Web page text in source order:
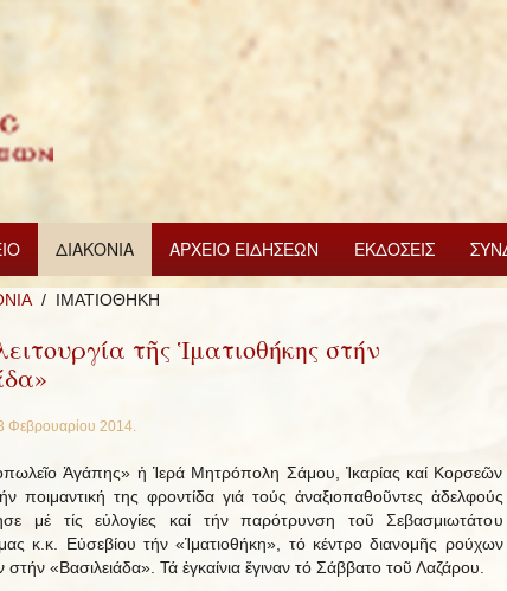
ΔΙΑΚΟΝΙΑ ΑΡΧΕΙΟ ΕΙΔΗΣΕΩΝ ΕΚΔΟΣΕΙΣ
ΙΜΑΤΙΟΘΗΚΗ
τῆς Ἱματιοθήκης στήν
Φεβρουαρίου 2014.
Ἀγάπης» ἡ Ἱερά Μητρόπολη Σάμου, Ἰκαρίας καί Κορσεῶν
ποιμαντική της φροντίδα γιά τούς ἀναξιοπαθοῦντες ἀδελφούς
μέ τίς εὐλογίες καί τήν παρότρυνση τοῦ Σεβασμιωτάτου
κ.κ. Εὐσεβίου τήν «Ἱματιοθήκη», τό κέντρο διανομῆς ρούχων
«Βασιλειάδα». Τά ἐγκαίνια ἔγιναν τό Σάββατο τοῦ Λαζάρου.